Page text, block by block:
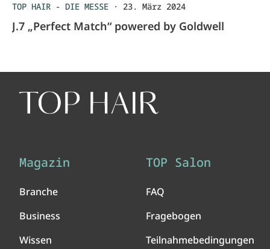
TOP HAIR - DIE MESSE · 23. März 2024
J.7 „Perfect Match“ powered by Goldwell
Magazin
Branche
Business
Wissen
TOP Salon
FAQ
Fragebogen
Teilnahmebedingungen